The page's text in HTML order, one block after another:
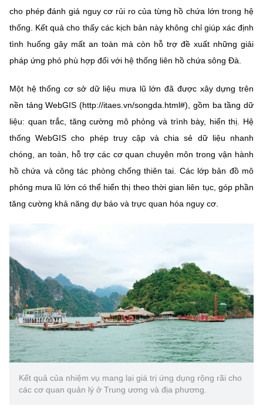
cho phép đánh giá nguy cơ rủi ro của từng hồ chứa lớn trong hệ
thống. Kết quả cho thấy các kịch bản này không chỉ giúp xác định
tình huống gây mất an toàn mà còn hỗ trợ đề xuất những giải
pháp ứng phó phù hợp đối với hệ thống liên hồ chứa sông Đà.
Một hệ thống cơ sở dữ liệu mưa lũ lớn đã được xây dựng trên
nền tảng WebGIS (http://itaes.vn/songda.html#), gồm ba tầng dữ
liệu: quan trắc, tăng cường mô phỏng và trình bày, hiển thị. Hệ
thống WebGIS cho phép truy cập và chia sẻ dữ liệu nhanh
chóng, an toàn, hỗ trợ các cơ quan chuyên môn trong vận hành
hồ chứa và công tác phòng chống thiên tai. Các lớp bản đồ mô
phỏng mưa lũ lớn có thể hiển thị theo thời gian liên tục, góp phần
tăng cường khả năng dự báo và trực quan hóa nguy cơ.
Kết quả của nhiệm vụ mang lại giá trị ứng dụng rộng rãi cho
các cơ quan quản lý ở Trung ương và địa phương.